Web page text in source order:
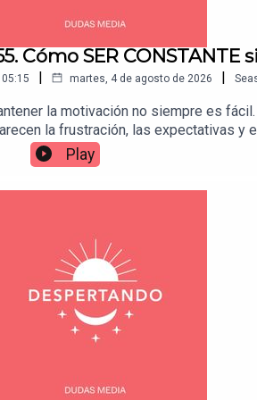
Cómo SER CONSTANTE
05:15 | martes, 4 de agosto de 2026 |
la motivación no siempre es
la frustración, las expectativas y
hábitos sostenibles y disfrutar el
la motivación a largo plazo y
la motivación mientras
Podcast síguenos en
link.dudasmedia.com/
link.dudasmedia.com/
Play